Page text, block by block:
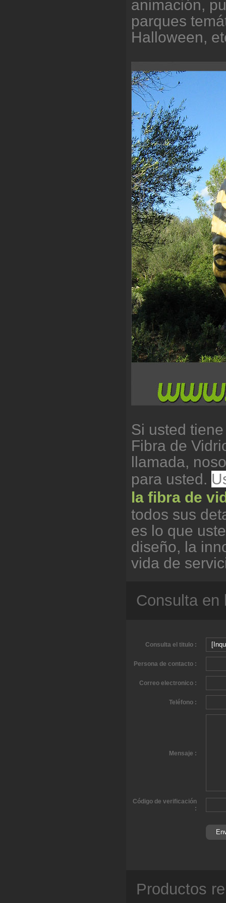
animación,
parques
Halloween,
Si usted
Fibra de
llamada,
para usted.
la fibra de
todos sus
es lo que
diseño, la
vida de
Consulta en
Consulta el titulo :
Persona de contacto :
Correo electronico :
Teléfono :
Mensaje :
Código de verificación
:
Productos